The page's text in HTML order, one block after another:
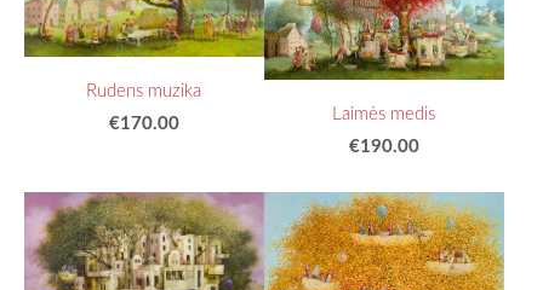
Rudens muzika
€170.00 Laimės medis
€190.00